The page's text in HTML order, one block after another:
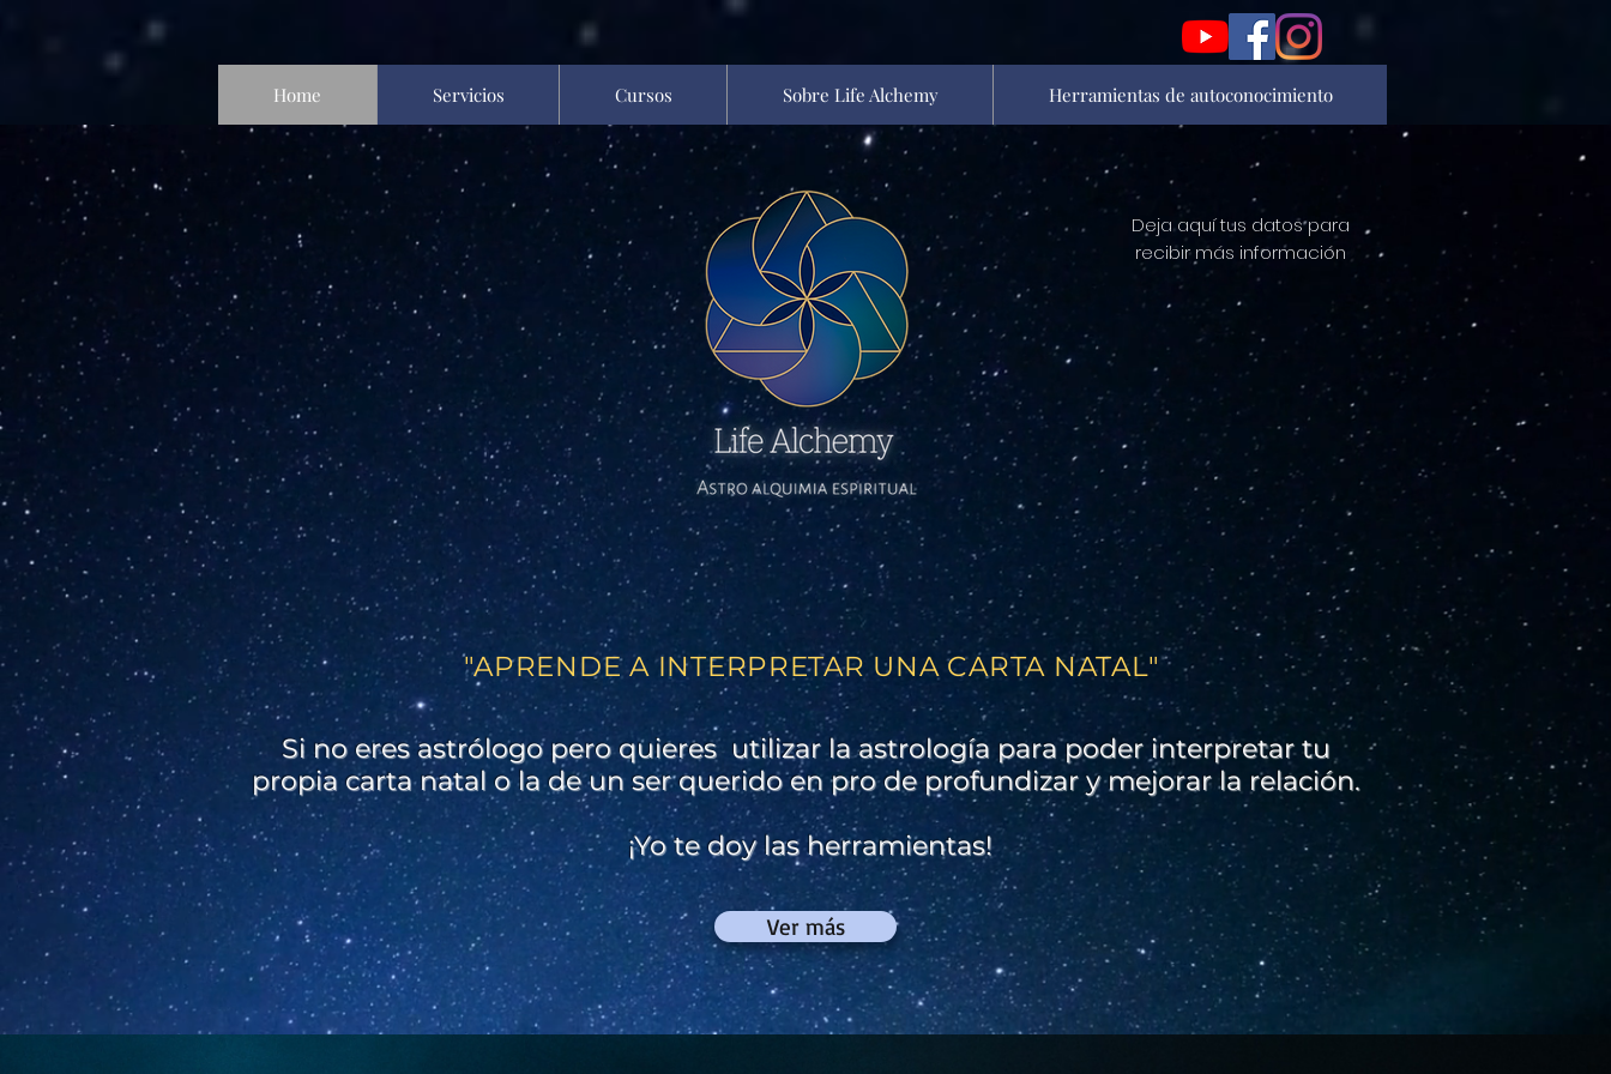
Home Servicios Cursos Sobre Life Alchemy Herramientas de autoconocimiento
Deja aquí tus datos para
recibir más información
"APRENDE A INTERPRETAR UNA CARTA NATAL"
Si no eres astrólogo pero quieres utilizar la astrología para poder interpretar tu
propia carta natal o la de un ser querido en pro de profundizar y mejorar la relación.
¡Yo te doy las herramientas!
Ver más